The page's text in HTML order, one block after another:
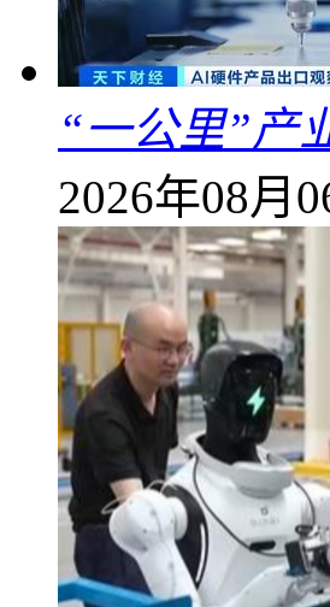
“一公里”产
2026年08月